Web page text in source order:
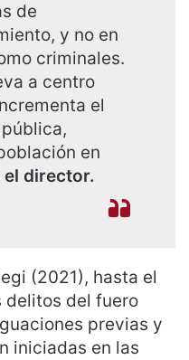
de
y no en
criminales.
a centro
el
en
el director.
(2021), hasta el
delitos del fuero
previas y
iniciadas en las